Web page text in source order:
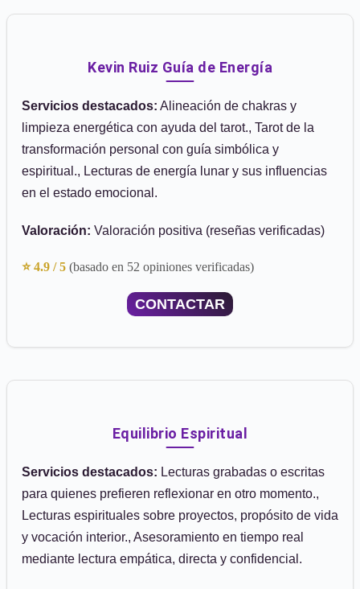
Kevin Ruiz Guía de Energía
Servicios destacados: Alineación de chakras y
limpieza energética con ayuda del tarot., Tarot de la
transformación personal con guía simbólica y
espiritual., Lecturas de energía lunar y sus influencias
en el estado emocional.
Valoración: Valoración positiva (reseñas verificadas)
⭐ 4.9 / 5 (basado en 52 opiniones verificadas)
CONTACTAR
Equilibrio Espiritual
Servicios destacados: Lecturas grabadas o escritas
para quienes prefieren reflexionar en otro momento.,
Lecturas espirituales sobre proyectos, propósito de vida
y vocación interior., Asesoramiento en tiempo real
mediante lectura empática, directa y confidencial.